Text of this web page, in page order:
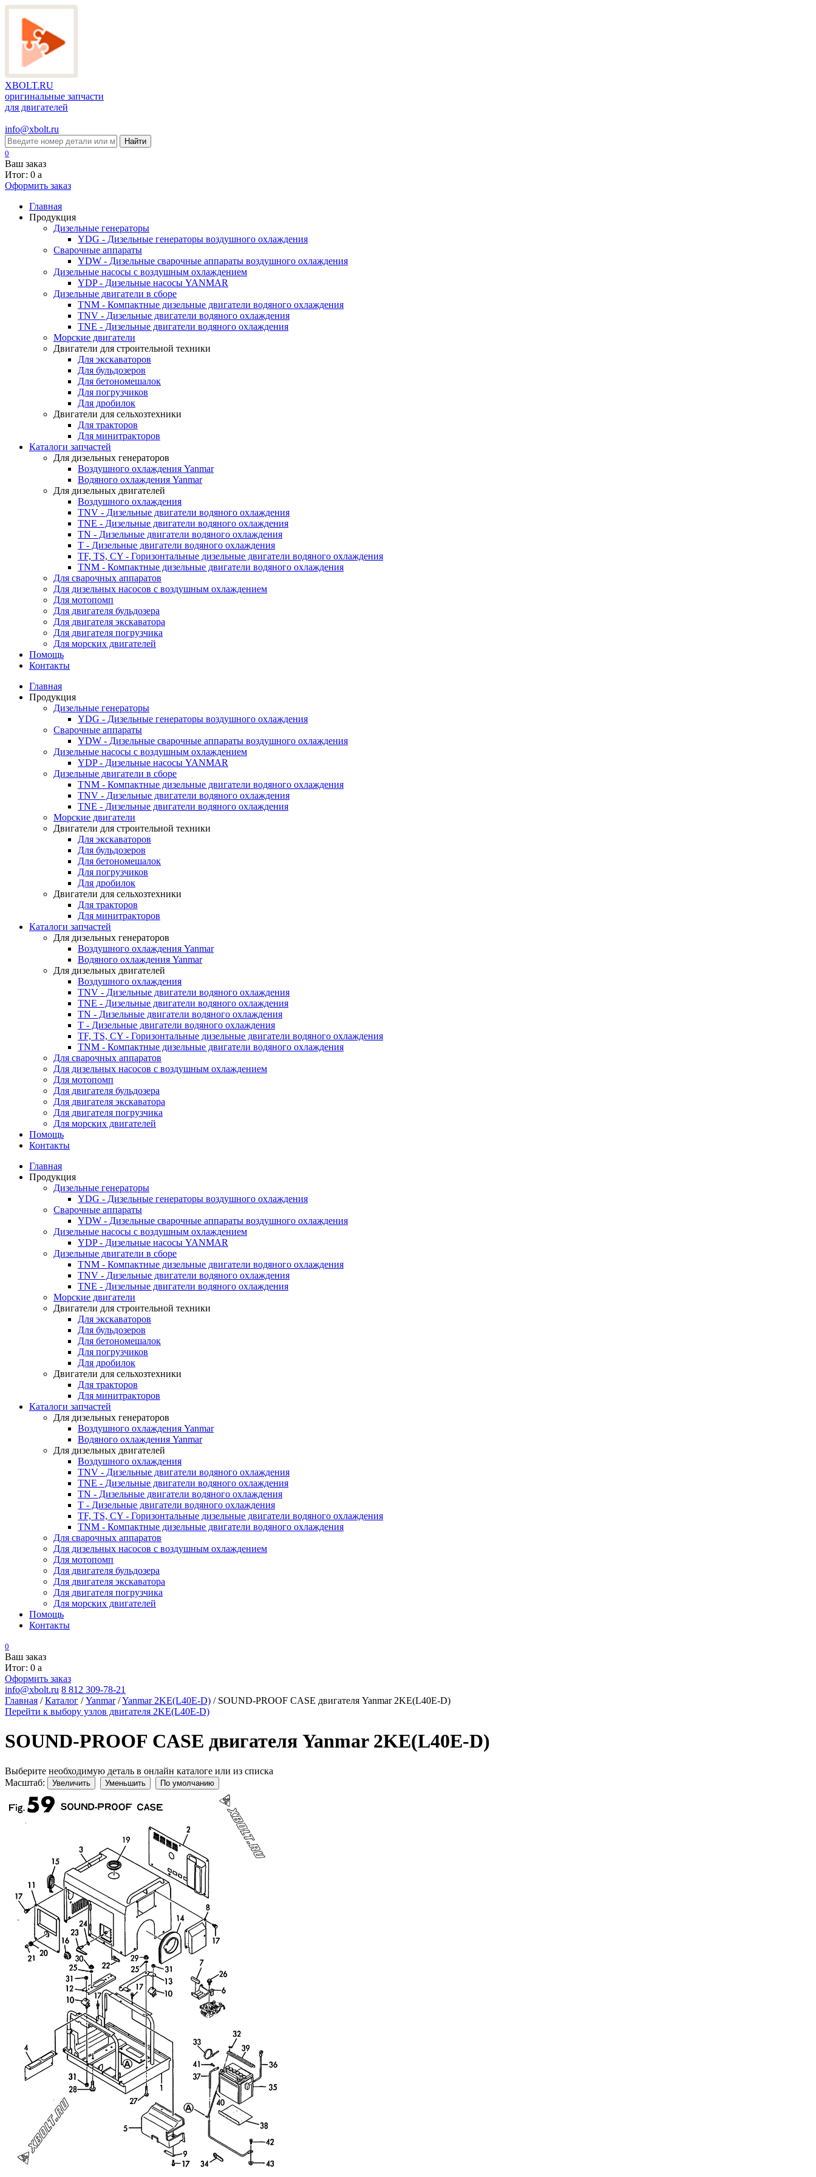
XBOLT.RU
оригинальные запчасти
для двигателей
info@xbolt.ru
Найти
0
Ваш заказ
Итог: 0 a
Оформить заказ
Главная
Продукция
Дизельные генераторы
YDG - Дизельные генераторы воздушного охлаждения
Cварочные аппараты
YDW - Дизельные сварочные аппараты воздушного охлаждения
Дизельные насосы с воздушным охлаждением
YDP - Дизельные насосы YANMAR
Дизельные двигатели в сборе
TNM - Компактные дизельные двигатели водяного охлаждения
TNV - Дизельные двигатели водяного охлаждения
TNE - Дизельные двигатели водяного охлаждения
Морские двигатели
Двигатели для строительной техники
Для экскаваторов
Для бульдозеров
Для бетономешалок
Для погрузчиков
Для дробилок
Двигатели для сельхозтехники
Для тракторов
Для минитракторов
Каталоги запчастей
Для дизельных генераторов
Воздушного охлаждения Yanmar
Водяного охлаждения Yanmar
Для дизельных двигателей
Воздушного охлаждения
TNV - Дизельные двигатели водяного охлаждения
TNE - Дизельные двигатели водяного охлаждения
TN - Дизельные двигатели водяного охлаждения
T - Дизельные двигатели водяного охлаждения
TF, TS, CY - Горизонтальные дизельные двигатели водяного охлаждения
TNM - Компактные дизельные двигатели водяного охлаждения
Для сварочных аппаратов
Для дизельных насосов с воздушным охлаждением
Для мотопомп
Для двигателя бульдозера
Для двигателя экскаватора
Для двигателя погрузчика
Для морских двигателей
Помощь
Контакты
Главная
Продукция
Дизельные генераторы
YDG - Дизельные генераторы воздушного охлаждения
Cварочные аппараты
YDW - Дизельные сварочные аппараты воздушного охлаждения
Дизельные насосы с воздушным охлаждением
YDP - Дизельные насосы YANMAR
Дизельные двигатели в сборе
TNM - Компактные дизельные двигатели водяного охлаждения
TNV - Дизельные двигатели водяного охлаждения
TNE - Дизельные двигатели водяного охлаждения
Морские двигатели
Двигатели для строительной техники
Для экскаваторов
Для бульдозеров
Для бетономешалок
Для погрузчиков
Для дробилок
Двигатели для сельхозтехники
Для тракторов
Для минитракторов
Каталоги запчастей
Для дизельных генераторов
Воздушного охлаждения Yanmar
Водяного охлаждения Yanmar
Для дизельных двигателей
Воздушного охлаждения
TNV - Дизельные двигатели водяного охлаждения
TNE - Дизельные двигатели водяного охлаждения
TN - Дизельные двигатели водяного охлаждения
T - Дизельные двигатели водяного охлаждения
TF, TS, CY - Горизонтальные дизельные двигатели водяного охлаждения
TNM - Компактные дизельные двигатели водяного охлаждения
Для сварочных аппаратов
Для дизельных насосов с воздушным охлаждением
Для мотопомп
Для двигателя бульдозера
Для двигателя экскаватора
Для двигателя погрузчика
Для морских двигателей
Помощь
Контакты
Главная
Продукция
Дизельные генераторы
YDG - Дизельные генераторы воздушного охлаждения
Cварочные аппараты
YDW - Дизельные сварочные аппараты воздушного охлаждения
Дизельные насосы с воздушным охлаждением
YDP - Дизельные насосы YANMAR
Дизельные двигатели в сборе
TNM - Компактные дизельные двигатели водяного охлаждения
TNV - Дизельные двигатели водяного охлаждения
TNE - Дизельные двигатели водяного охлаждения
Морские двигатели
Двигатели для строительной техники
Для экскаваторов
Для бульдозеров
Для бетономешалок
Для погрузчиков
Для дробилок
Двигатели для сельхозтехники
Для тракторов
Для минитракторов
Каталоги запчастей
Для дизельных генераторов
Воздушного охлаждения Yanmar
Водяного охлаждения Yanmar
Для дизельных двигателей
Воздушного охлаждения
TNV - Дизельные двигатели водяного охлаждения
TNE - Дизельные двигатели водяного охлаждения
TN - Дизельные двигатели водяного охлаждения
T - Дизельные двигатели водяного охлаждения
TF, TS, CY - Горизонтальные дизельные двигатели водяного охлаждения
TNM - Компактные дизельные двигатели водяного охлаждения
Для сварочных аппаратов
Для дизельных насосов с воздушным охлаждением
Для мотопомп
Для двигателя бульдозера
Для двигателя экскаватора
Для двигателя погрузчика
Для морских двигателей
Помощь
Контакты
0
Ваш заказ
Итог: 0 a
Оформить заказ
info@xbolt.ru 8 812 309-78-21
Главная /Каталог /Yanmar/Yanmar 2KE(L40E-D) / SOUND-PROOF CASE двигателя Yanmar 2KE(L40E-D)
Перейти к выбору узлов двигателя 2KE(L40E-D)
SOUND-PROOF CASE двигателя Yanmar 2KE(L40E-D)
Выберите необходимую деталь в онлайн каталоге или из списка
Масштаб:
Увеличить Уменьшить По умолчанию